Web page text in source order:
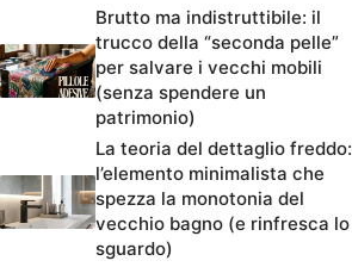
Brutto ma indistruttibile: il
trucco della “seconda pelle”
per salvare i vecchi mobili
(senza spendere un
patrimonio)
La teoria del dettaglio freddo:
l’elemento minimalista che
spezza la monotonia del
vecchio bagno (e rinfresca lo
sguardo)